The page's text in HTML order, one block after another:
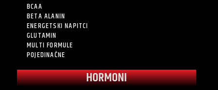
BCAA
BETA ALANIN
ENERGETSKI NAPITCI
GLUTAMIN
MULTI FORMULE
POJEDINAČNE
HORMONI